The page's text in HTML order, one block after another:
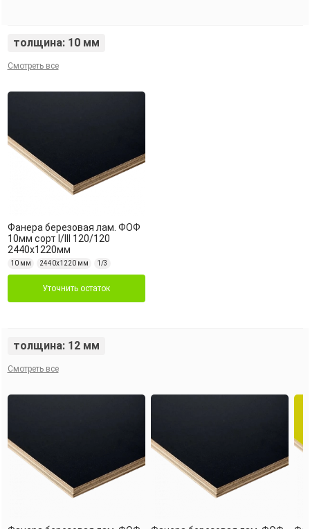
толщина: 10 мм
Смотреть все
Фанера березовая лам. ФОФ
10мм сорт I/III 120/120
2440х1220мм
10 мм 2440х1220 мм 1/3
Уточнить остаток
толщина: 12 мм
Смотреть все